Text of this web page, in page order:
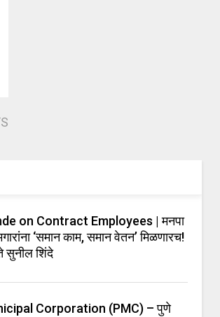
on Contract Employees | मनपा
‘समान काम, समान वेतन’ मिळणारच!
सुनील शिंदे
Corporation (PMC) – पुणे